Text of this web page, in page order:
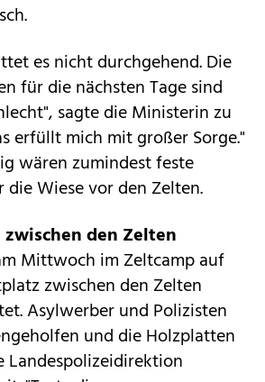
es nicht durchgehend. Die
für die nächsten Tage sind
sagte die Ministerin zu
erfüllt mich mit großer Sorge."
wären zumindest feste
Wiese vor den Zelten.
den Zelten
Mittwoch im Zeltcamp auf
zwischen den Zelten
Asylwerber und Polizisten
und die Holzplatten